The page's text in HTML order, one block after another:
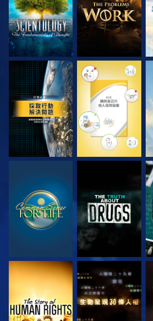
觀看 觀看
觀看 觀看
觀看 觀看